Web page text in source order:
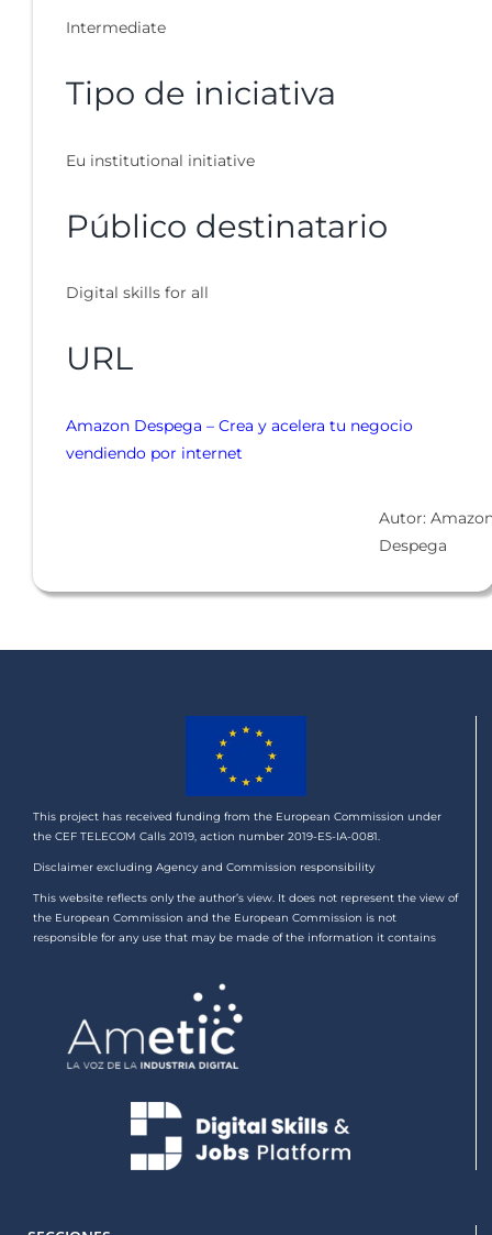
Intermediate
Tipo de iniciativa
Eu institutional initiative
Público destinatario
Digital skills for all
URL
Amazon Despega – Crea y acelera tu negocio
vendiendo por internet
Autor:
Despega
This project has received funding from the European Commission under
the CEF TELECOM Calls 2019, action number 2019-ES-IA-0081.
Disclaimer excluding Agency and Commission responsibility
This website reflects only the author’s view. It does not represent the view of
the European Commission and the European Commission is not
responsible for any use that may be made of the information it contains